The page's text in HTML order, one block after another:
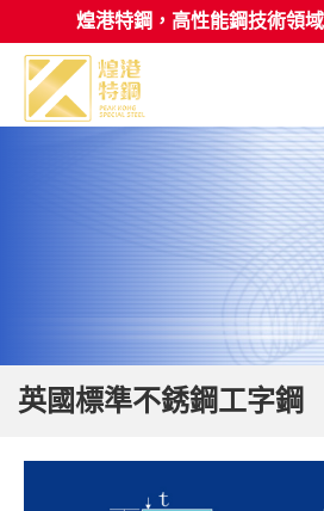
煌港特鋼，高性能鋼技術領
英國標準不銹鋼工字鋼